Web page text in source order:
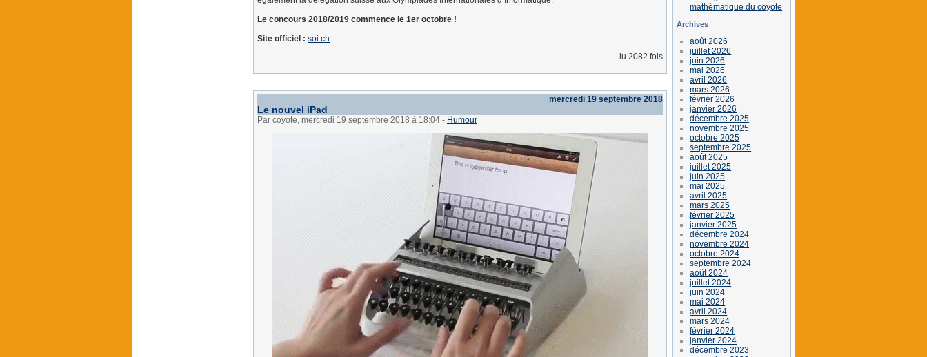
Le concours 2018/2019 commence le 1er octobre !
Site officiel : soi.ch
lu 2082 fois
mercredi 19 septembre 2018
Le nouvel iPad
Par coyote, mercredi 19 septembre 2018 à 18:04 - Humour
mathématique du coyote
Archives
août 2026
juillet 2026
juin 2026
mai 2026
avril 2026
mars 2026
février 2026
janvier 2026
décembre 2025
novembre 2025
octobre 2025
septembre 2025
août 2025
juillet 2025
juin 2025
mai 2025
avril 2025
mars 2025
février 2025
janvier 2025
décembre 2024
novembre 2024
octobre 2024
septembre 2024
août 2024
juillet 2024
juin 2024
mai 2024
avril 2024
mars 2024
février 2024
janvier 2024
décembre 2023